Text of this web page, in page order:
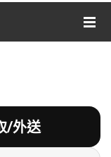
/外送